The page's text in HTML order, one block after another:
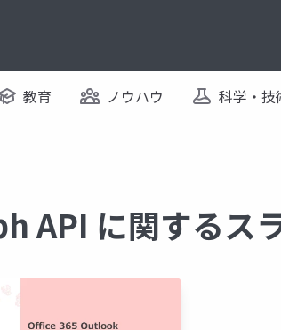
教育 ノウハウ 科学・技
API に関するス